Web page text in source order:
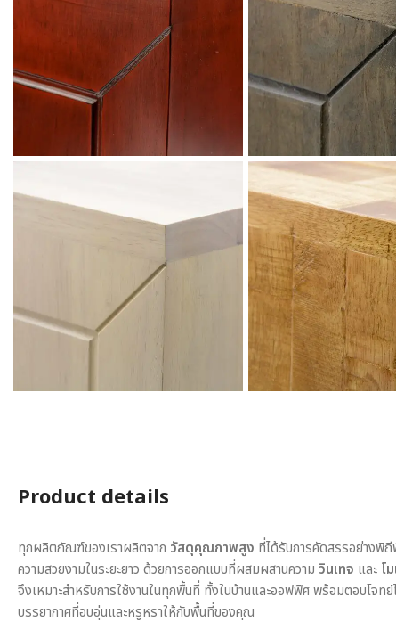
Product details
ทุกผลิตภัณฑ์ของเราผลิตจาก วัสดุคุณภาพสูง ที่ได้รับการคัดสรรอย่างพิ
ความสวยงามในระยะยาว ด้วยการออกแบบที่ผสมผสานความ วินเทจ และ โ
จึงเหมาะสำหรับการใช้งานในทุกพื้นที่ ทั้งในบ้านและออฟฟิศ พร้อมตอบโจท
บรรยากาศที่อบอุ่นและหรูหราให้กับพื้นที่ของคุณ